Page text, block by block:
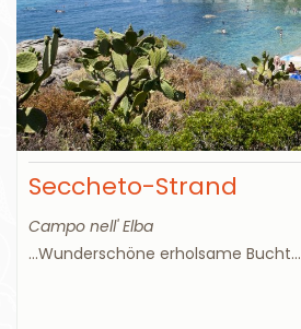
Seccheto-Strand
Campo nell' Elba
...Wunderschöne erholsame Bucht...